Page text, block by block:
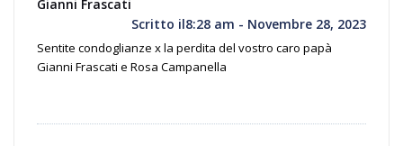
Gianni Frascati
Scritto il8:28 am - Novembre 28, 2023
Sentite condoglianze x la perdita del vostro caro papà
Gianni Frascati e Rosa Campanella